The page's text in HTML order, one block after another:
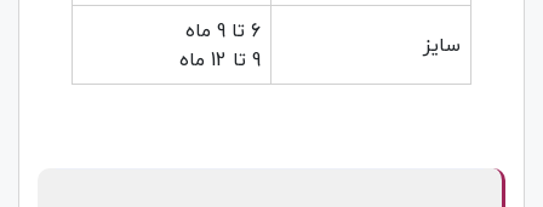
سایز
6 تا 9 ماه
9 تا 12 ماه